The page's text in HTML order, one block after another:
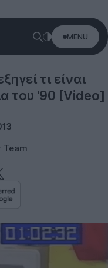
MENU
τι είναι
του '90 [Video]
Team